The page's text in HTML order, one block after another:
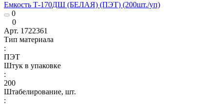
Емкость Т-170ДШ (БЕЛАЯ) (ПЭТ) (200шт./уп)
0
0
Арт. 1722361
Тип материала
:
ПЭТ
Штук в упаковке
:
200
Штабелирование, шт.
: